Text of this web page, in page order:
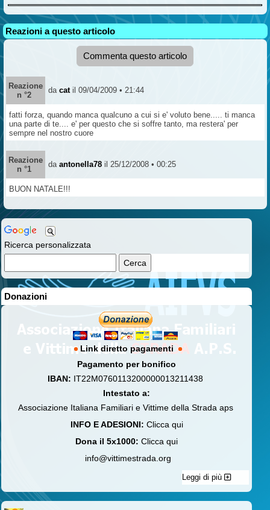
Ricerca personalizzata
Donazioni
Link diretto pagamenti
Pagamento per bonifico
IBAN: IT22M0760113200000013211438
Intestato a:
Associazione Italiana Familiari e Vittime della Strada aps
INFO E ADESIONI: Clicca qui
Dona il 5x1000: Clicca qui
info@vittimestrada.org
Leggi di più
Reazioni a questo articolo
Commenta questo articolo
Reazione
n °2
da cat il 09/04/2009 • 21:44
fatti forza, quando manca qualcuno a cui si e' voluto bene..... ti manca
una parte di te.... e' per questo che si soffre tanto, ma restera' per
sempre nel nostro cuore
Reazione
n °1
da antonella78 il 25/12/2008 • 00:25
BUON NATALE!!!